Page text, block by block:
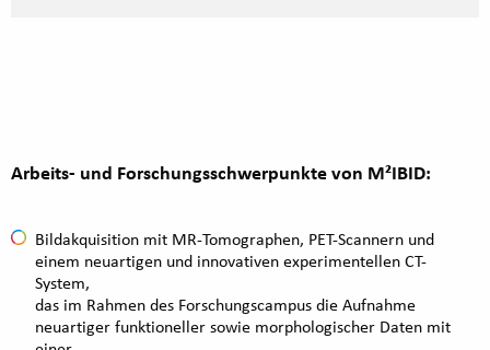
Arbeits- und Forschungsschwerpunkte von M²IBID:
Bildakquisition mit MR-Tomographen, PET-Scannern und
einem neuartigen und innovativen experimentellen CT-
System,
das im Rahmen des Forschungscampus die Aufnahme
neuartiger funktioneller sowie morphologischer Daten mit